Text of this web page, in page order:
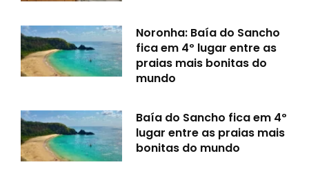
Noronha: Baía do Sancho
fica em 4º lugar entre as
praias mais bonitas do
mundo
Baía do Sancho fica em 4º
lugar entre as praias mais
bonitas do mundo